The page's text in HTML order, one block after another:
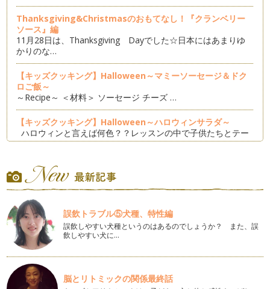
Thanksgiving&Christmasのおもてなし！『クランベリー
ソース』編
11月28日は、Thanksgiving Dayでした☆日本にはあまりゆ
かりのな…
【キッズクッキング】Halloween～マミーソーセージ＆ドク
ロご飯～
～Recipe～ ＜材料＞ ソーセージ チーズ …
【キッズクッキング】Halloween～ハロウィンサラダ～
ハロウィンと言えば何色？？レッスンの中で子供たちとテー
マカ…
【キッズクッキング】Halloween～パンプキンパイ～
ハロウィン月間ということで、ハロウィンをテーマにした可愛
いレシピを紹介して参りま…
【キッズクッキング】Summer Party！
今年の夏は本当に猛暑でしたね。暑さを吹き飛ばすような元気
になる夏休み企画として、『Summ…
【キッズクッキングレッスン】☆七夕☆
梅雨明けし、夏本番の2013年夏。今日は七夕☆七夕をテーマ
に、キッズクッキングレ…
誤飲トラブル⑤犬種、特性編
誤飲しやすい犬種というのはあるのでしょうか？ また、誤
飲しやすい犬に…
脳とリトミックの関係最終話